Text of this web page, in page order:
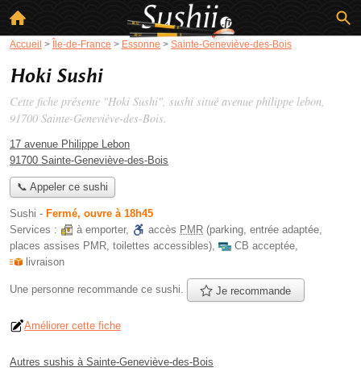
Accueil > Île-de-France > Essonne > Sainte-Geneviève-des-Bois
Hoki Sushi
Cette fiche présente "Hoki Sushi", sushi situé avenue philippe lebon,
91700 Sainte-Geneviève-des-Bois.
17 avenue Philippe Lebon
91700 Sainte-Geneviève-des-Bois
📞 Appeler ce sushi
Sushi - Fermé, ouvre à 18h45
Services :
à emporter, accès PMR (parking, entrée adaptée,
places assises PMR, toilettes accessibles), CB acceptée,
livraison
Une personne recommande ce sushi. Je recommande
Améliorer cette fiche
Autres sushis à Sainte-Geneviève-des-Bois